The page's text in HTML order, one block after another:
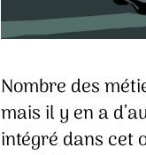
Nombre des
mais il y en a
intégré dans cet